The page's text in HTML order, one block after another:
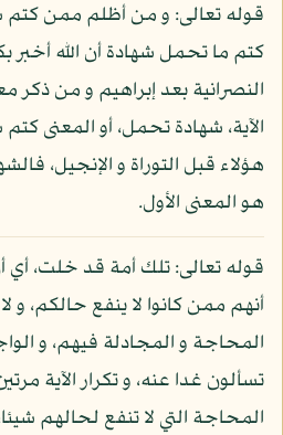
قوله تعالى: و من أظلم ممن كتم
كتم ما تحمل شهادة أن الله أخبر
النصرانية بعد إبراهيم و من ذكر
الآية، شهادة تحمل، أو المعنى
هؤلاء قبل التوراة و الإنجيل،
هو المعنى الأول.
قوله تعالى: تلك أمة قد خلت، أي
أنهم ممن كانوا لا ينفع حالكم،
المحاجة و المجادلة فيهم، و
تسألون غدا عنه، و تكرار الآية
المحاجة التي لا تنفع لحالهم